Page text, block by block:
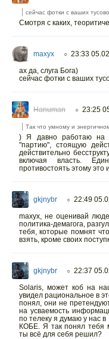
сейчас фотки с ваших
Смотря с каких,
maxyx ○ 23:33
ах да, слуга Бога)
сейчас фотки с ваших
Hanuman ○ 23:25
Так что умному и
) Я давно работаю на
"партию", стоящую
действительно
включая власть.
противостоять этому это
gkjnybr ○ 22:49
maxyx, не оценивай
политика-демагога,
тебя, которые помнят
взять, кроме своих
gkjnybr ○ 22:37
Solaris, может коб на
увидел рациональное в
понял, они не
на усваемость
по телеку я думаю у нас
КОБЕ. Я так понял тебя
ты всё для себя решил?